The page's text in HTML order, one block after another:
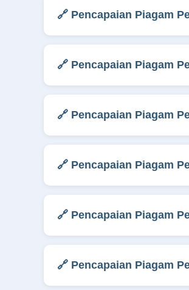
🔗 Pencapaian Piagam
🔗 Pencapaian Piagam
🔗 Pencapaian Piagam
🔗 Pencapaian Piagam
🔗 Pencapaian Piagam
🔗 Pencapaian Piagam